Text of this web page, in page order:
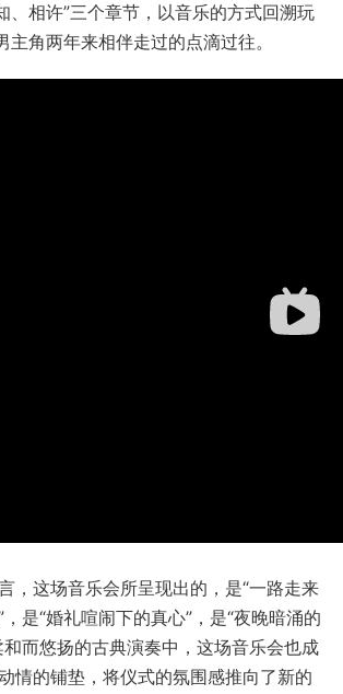
、相许”三个章节，以音乐的方式回溯玩
主角两年来相伴走过的点滴过往。
，这场音乐会所呈现出的，是“一路走来
是“婚礼喧闹下的真心”，是“夜晚暗涌的
和而悠扬的古典演奏中，这场音乐会也成
情的铺垫，将仪式的氛围感推向了新的